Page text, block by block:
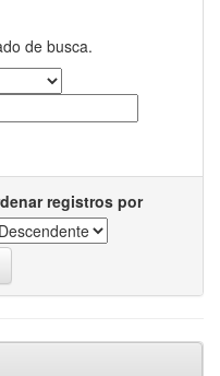
de busca.
registros por